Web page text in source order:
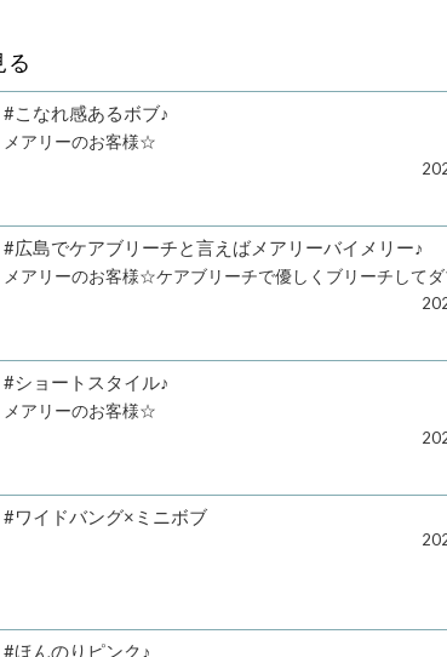
る
#こなれ感あるボブ♪
メアリーのお客様☆
#広島でケアブリーチと言えばメアリーバイメリー♪
メアリーのお客様☆ケアブリーチで優しくブリーチして
#ショートスタイル♪
メアリーのお客様☆
#ワイドバング×ミニボブ
#ほんのりピンク♪